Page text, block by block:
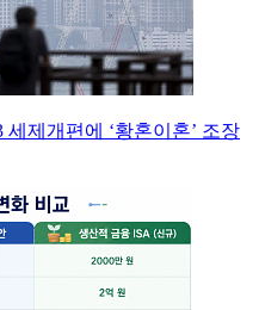
세제개편에 ‘황혼이혼’ 조장